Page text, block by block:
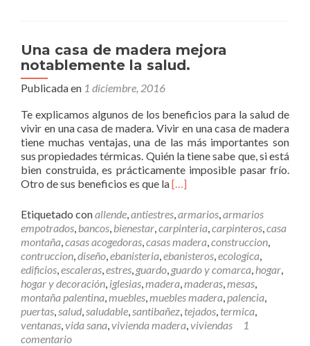
s
c
o
n
t
a
o
c
o
n
n
u
e
s
t
Una casa de madera mejora
notablemente la salud.
Publicada en 1 diciembre, 2016
Te explicamos algunos de los beneficios para la salud de
vivir en una casa de madera. Vivir en una casa de madera
tiene muchas ventajas, una de las más importantes son
sus propiedades térmicas. Quién la tiene sabe que, si está
bien construida, es prácticamente imposible pasar frío.
Otro de sus beneficios es que laL
e
r
m
á
s
U
n
a
c
[…]
Etiquetado conallende,antiestres,armarios,armarios
empotrados, bancos, bienestar,carpinteria,carpinteros,casa
montaña,casas acogedoras,casas madera,construccion,
contruccion,diseño,ebanisteria,ebanisteros,ecologica,
edificios,escaleras,estres, guardo, guardo y comarca, hogar,
hogar y decoración, iglesias,madera,maderas,mesas,
montaña palentina,muebles,muebles madera,palencia,
puertas,salud,saludable,santibañez, tejados, termica,
ventanas,vida sana,vivienda madera,viviendas
1
comentario